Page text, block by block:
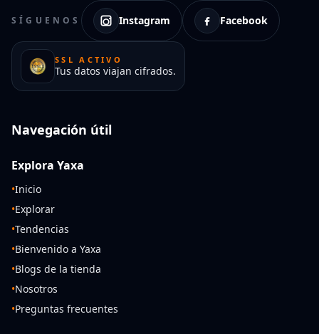
SÍGUENOS Instagram Facebook
SSL ACTIVO
Tus datos viajan cifrados.
Navegación útil
Explora Yaxa
•Inicio
•Explorar
•Tendencias
•Bienvenido a Yaxa
•Blogs de la tienda
•Nosotros
•Preguntas frecuentes